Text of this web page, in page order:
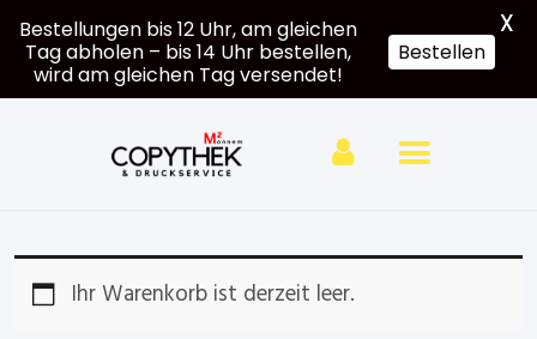
Softcover
Großformat
Ihr Warenkorb ist derzeit leer.
Bestellungen bis 12 Uhr, am gleichen
Tag abholen – bis 14 Uhr bestellen,
wird am gleichen Tag versendet!
Bestellen
X